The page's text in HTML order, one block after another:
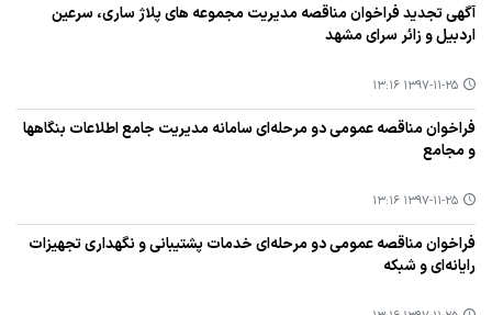
آگهی تجدید فراخوان مناقصه مدیریت مجموعه های پلاژ ساری، سرعین
اردبیل و زائر سرای مشهد
۱۳۹۷-۱۱-۲۵ ۱۳:۱۶
فراخوان مناقصه عمومی دو مرحله‌ای سامانه مدیریت جامع اطلاعات بنگاهها
و مجامع
۱۳۹۷-۱۱-۲۵ ۱۳:۱۶
فراخوان مناقصه عمومی دو مرحله‌ای خدمات پشتیبانی و نگهداری تجهیزات
رایانه‌ای و شبكه